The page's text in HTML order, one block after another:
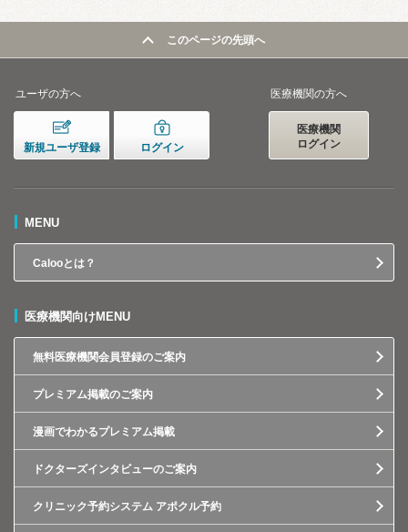
このページの先頭へ
ユーザの方へ
新規ユーザ登録 ログイン
医療機関の方へ
医療機関
ログイン
MENU
Calooとは？
医療機関向けMENU
無料医療機関会員登録のご案内
プレミアム掲載のご案内
漫画でわかるプレミアム掲載
ドクターズインタビューのご案内
クリニック予約システム アポクル予約